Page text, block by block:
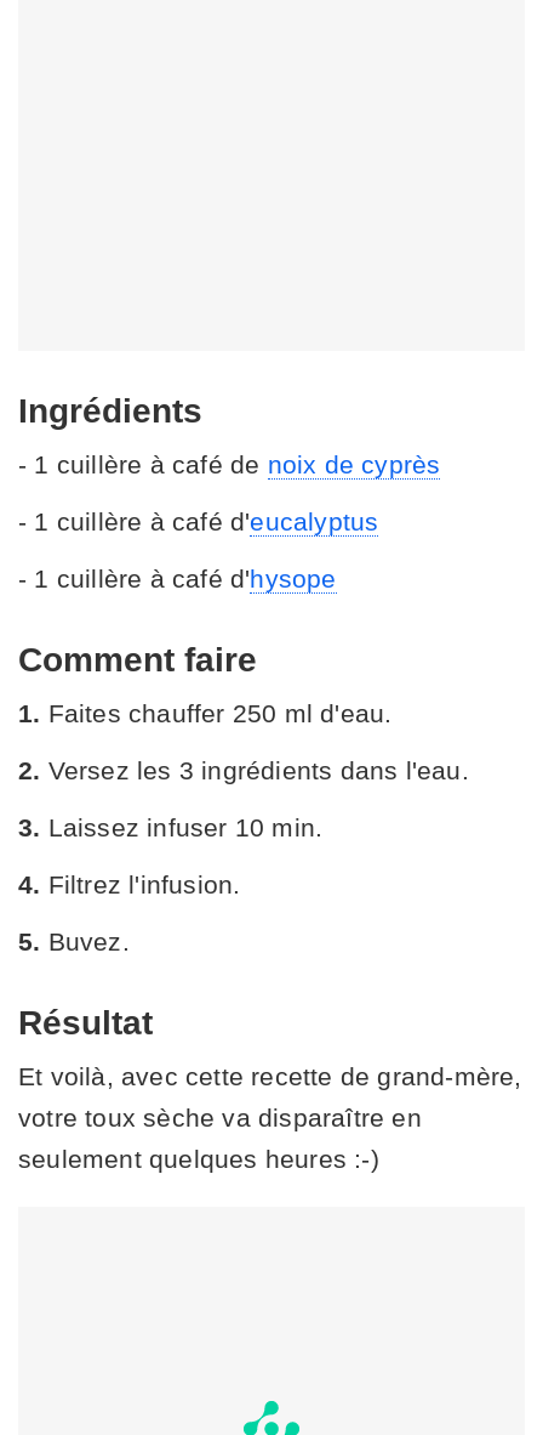
Ingrédients
- 1 cuillère à café de noix de cyprès
- 1 cuillère à café d'eucalyptus
- 1 cuillère à café d'hysope
Comment faire
1. Faites chauffer 250 ml d'eau.
2. Versez les 3 ingrédients dans l'eau.
3. Laissez infuser 10 min.
4. Filtrez l'infusion.
5. Buvez.
Résultat
Et voilà, avec cette recette de grand-mère,
votre toux sèche va disparaître en
seulement quelques heures :-)